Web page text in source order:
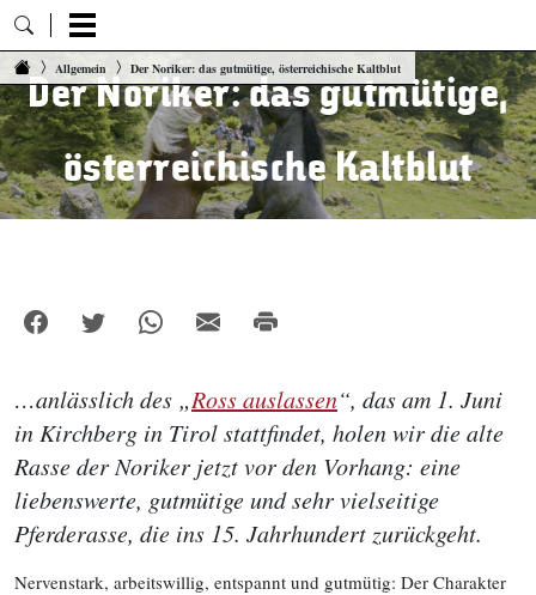
Zum Inhalt springen
Allgemein Der Noriker: das gutmütige, österreichische Kaltblut
Der Noriker: das gutmütige,
österreichische Kaltblut
…anlässlich des „Ross auslassen“, das am 1. Juni
in Kirchberg in Tirol stattfindet, holen wir die alte
Rasse der Noriker jetzt vor den Vorhang: eine
liebenswerte, gutmütige und sehr vielseitige
Pferderasse, die ins 15. Jahrhundert zurückgeht.
Nervenstark, arbeitswillig, entspannt und gutmütig: Der Charakter